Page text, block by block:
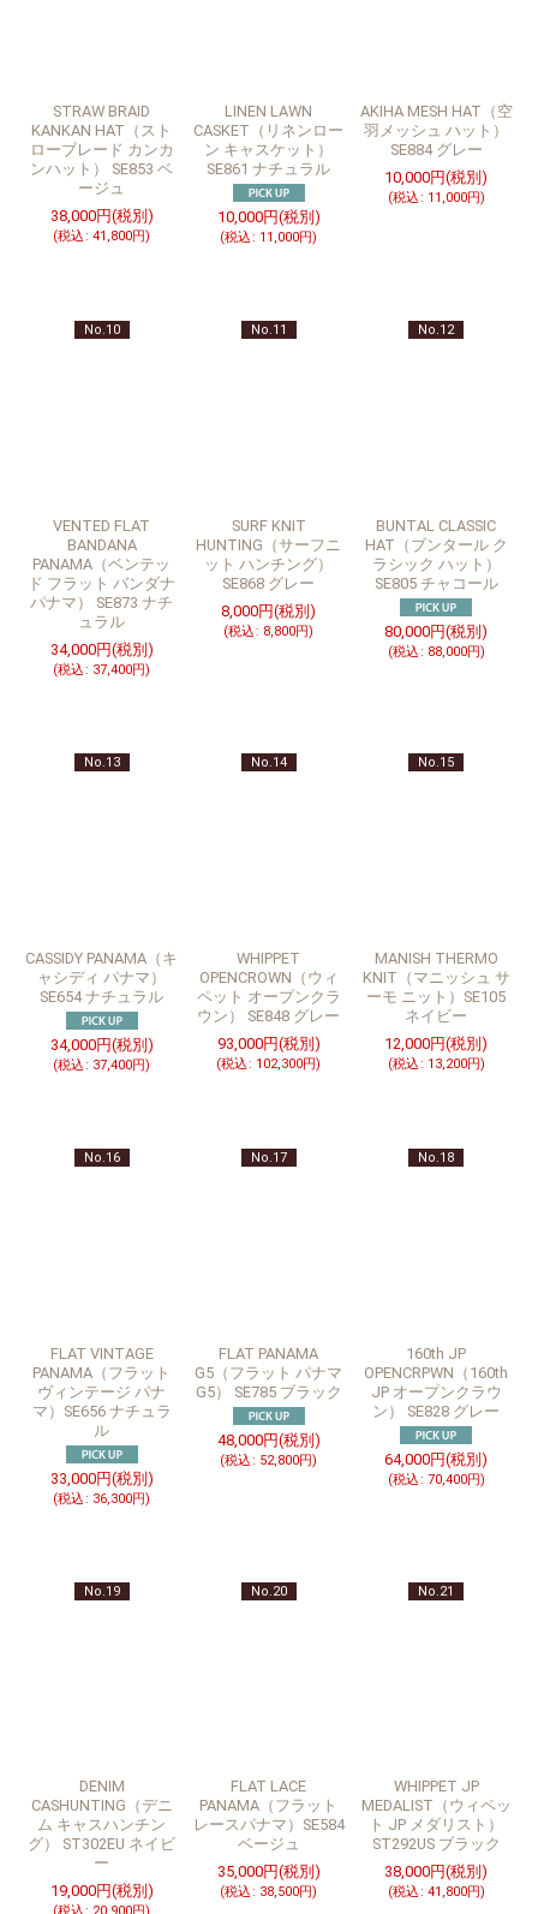
STRAW BRAID
KANKAN HAT（スト
ローブレード カンカ
ンハット） SE853 ベ
ージュ
38,000円(税別)
(税込: 41,800円)
LINEN LAWN
CASKET（リネンロー
ン キャスケット）
SE861 ナチュラル
10,000円(税別)
(税込: 11,000円)
AKIHA MESH HAT（空
羽メッシュ ハット）
SE884 グレー
10,000円(税別)
(税込: 11,000円)
No.10
VENTED FLAT
BANDANA
PANAMA（ベンテッ
ド フラット バンダナ
パナマ） SE873 ナチ
ュラル
34,000円(税別)
(税込: 37,400円)
No.11
SURF KNIT
HUNTING（サーフニ
ット ハンチング）
SE868 グレー
8,000円(税別)
(税込: 8,800円)
No.12
BUNTAL CLASSIC
HAT（ブンタール ク
ラシック ハット）
SE805 チャコール
80,000円(税別)
(税込: 88,000円)
No.13
CASSIDY PANAMA（キ
ャシディ パナマ）
SE654 ナチュラル
34,000円(税別)
(税込: 37,400円)
No.14
WHIPPET
OPENCROWN（ウィ
ペット オープンクラ
ウン） SE848 グレー
93,000円(税別)
(税込: 102,300円)
No.15
MANISH THERMO
KNIT（マニッシュ サ
ーモ ニット）SE105
ネイビー
12,000円(税別)
(税込: 13,200円)
No.16
FLAT VINTAGE
PANAMA（フラット
ヴィンテージ パナ
マ）SE656 ナチュラ
ル
33,000円(税別)
(税込: 36,300円)
No.17
FLAT PANAMA
G5（フラット パナマ
G5） SE785 ブラック
48,000円(税別)
(税込: 52,800円)
No.18
160th JP
OPENCRPWN（160th
JP オープンクラウ
ン） SE828 グレー
64,000円(税別)
(税込: 70,400円)
No.19
DENIM
CASHUNTING（デニ
ム キャスハンチン
グ） ST302EU ネイビ
ー
19,000円(税別)
No.20
FLAT LACE
PANAMA（フラット
レースパナマ）SE584
ベージュ
35,000円(税別)
(税込: 38,500円)
No.21
WHIPPET JP
MEDALIST（ウィペッ
ト JP メダリスト）
ST292US ブラック
38,000円(税別)
(税込: 41,800円)